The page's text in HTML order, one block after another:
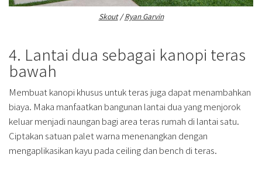
Skout/Ryan Garvin
4. Lantai dua sebagai kanopi teras
bawah
Membuat kanopi khusus untuk teras juga dapat menambahkan
biaya. Maka manfaatkan bangunan lantai dua yang menjorok
keluar menjadi naungan bagi area teras rumah di lantai satu.
Ciptakan satuan palet warna menenangkan dengan
mengaplikasikan kayu pada ceiling dan bench di teras.